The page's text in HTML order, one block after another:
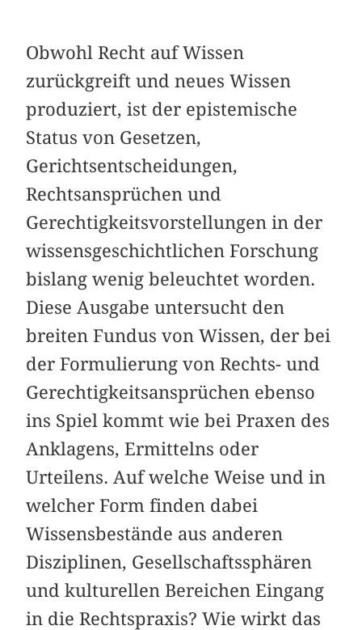
Obwohl Recht auf Wissen
zurückgreift und neues Wissen
produziert, ist der epistemische
Status von Gesetzen,
Gerichtsentscheidungen,
Rechtsansprüchen und
Gerechtigkeitsvorstellungen in der
wissensgeschichtlichen Forschung
bislang wenig beleuchtet worden.
Diese Ausgabe untersucht den
breiten Fundus von Wissen, der bei
der Formulierung von Rechts- und
Gerechtigkeitsansprüchen ebenso
ins Spiel kommt wie bei Praxen des
Anklagens, Ermittelns oder
Urteilens. Auf welche Weise und in
welcher Form finden dabei
Wissensbestände aus anderen
Disziplinen, Gesellschaftssphären
und kulturellen Bereichen Eingang
in die Rechtspraxis? Wie wirkt das